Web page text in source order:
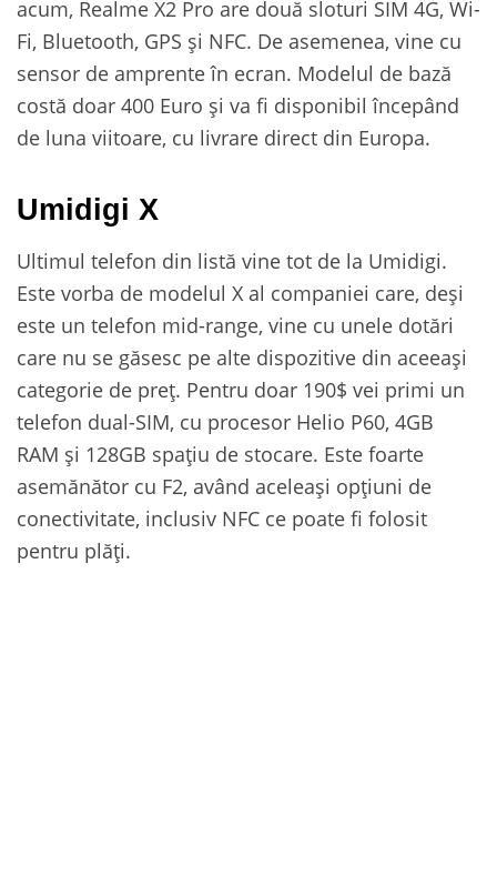
acum, Realme X2 Pro are două sloturi SIM 4G, Wi-
Fi, Bluetooth, GPS și NFC. De asemenea, vine cu
sensor de amprente în ecran. Modelul de bază
costă doar 400 Euro și va fi disponibil începând
de luna viitoare, cu livrare direct din Europa.
Umidigi X
Ultimul telefon din listă vine tot de la Umidigi.
Este vorba de modelul X al companiei care, deși
este un telefon mid-range, vine cu unele dotări
care nu se găsesc pe alte dispozitive din aceeași
categorie de preț. Pentru doar 190$ vei primi un
telefon dual-SIM, cu procesor Helio P60, 4GB
RAM și 128GB spațiu de stocare. Este foarte
asemănător cu F2, având aceleași opțiuni de
conectivitate, inclusiv NFC ce poate fi folosit
pentru plăți.